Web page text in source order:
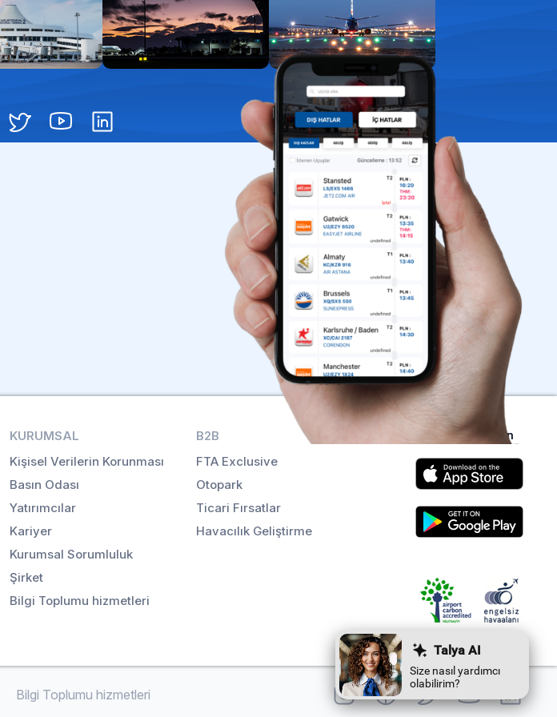
Çocuklarla yolculuk
Çıkış kapıları
KURUMSAL
Kişisel Verilerin Korunması
Basın Odası
Yatırımcılar
Kariyer
Kurumsal Sorumluluk
Şirket
Bilgi Toplumu hizmetleri
B2B
FTA Exclusive
Otopark
Ticari Fırsatlar
Havacılık Geliştirme
Uygulamaları alın
Bilgi Toplumu hizmetleri